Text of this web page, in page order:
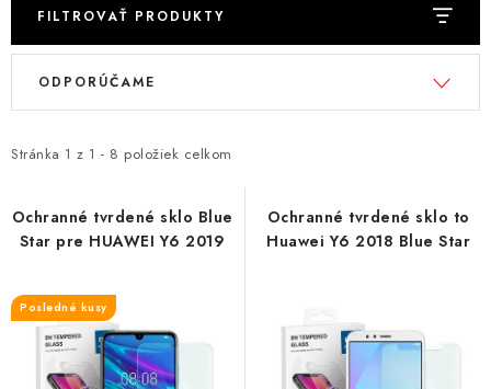
TIPY NA DARČEKY
PAMÄŤOVÉ KARTY A DISKY
PRÍSLUŠENSTVO K NOTEBOOKOM A PC
BATÉRIE VARTA
MULTIMÉDIÁ
KAMERY
FILTROVAŤ PRODUKTY
V
i
p
r
d
Stránka 1 z 1 - 8 položiek celkom
R
e
i
e
r
ODPORÚČAME
Ochranné tvrdené sklo Blue
Star pre HUAWEI Y6 2019
Posledné kusy
Ochranné tvrdené sklo to
Huawei Y6 2018 Blue Star